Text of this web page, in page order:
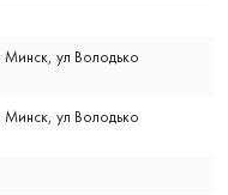
Минск, ул Володько
Минск, ул Володько